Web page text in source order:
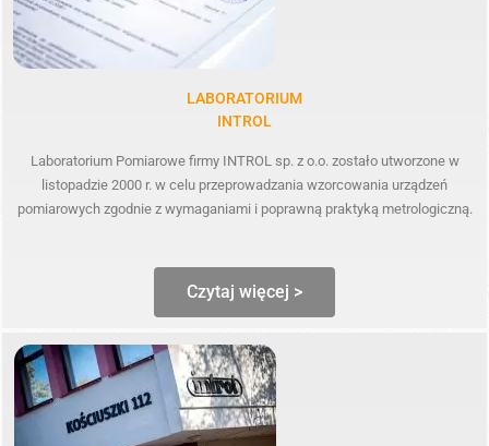
LABORATORIUM
INTROL
Laboratorium Pomiarowe firmy INTROL sp. z o.o. zostało utworzone w
listopadzie 2000 r. w celu przeprowadzania wzorcowania urządzeń
pomiarowych zgodnie z wymaganiami i poprawną praktyką metrologiczną.
Czytaj więcej >